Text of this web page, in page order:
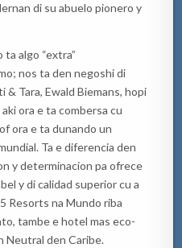
di su abuelo pionero y
algo “extra”
nos ta den negoshi di
& Tara, Ewald Biemans, hopi
ora e ta combersa cu
ora e ta dunando un
Ta e diferencia den
y determinacion pa ofrece
y di calidad superior cu a
Resorts na Mundo riba
tambe e hotel mas eco-
Neutral den Caribe.